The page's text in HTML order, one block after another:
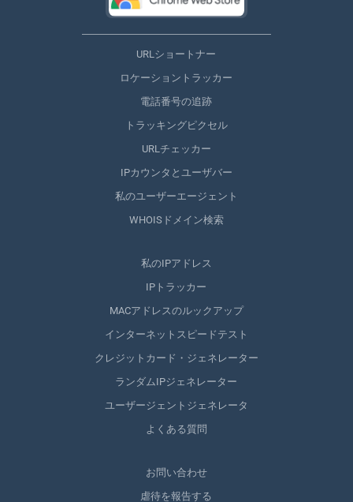
URLショートナー
ロケーショントラッカー
電話番号の追跡
トラッキングピクセル
URLチェッカー
IPカウンタとユーザバー
私のユーザーエージェント
WHOISドメイン検索
私のIPアドレス
IPトラッカー
MACアドレスのルックアップ
インターネットスピードテスト
クレジットカード・ジェネレーター
ランダムIPジェネレーター
ユーザージェントジェネレータ
よくある質問
お問い合わせ
虐待を報告する